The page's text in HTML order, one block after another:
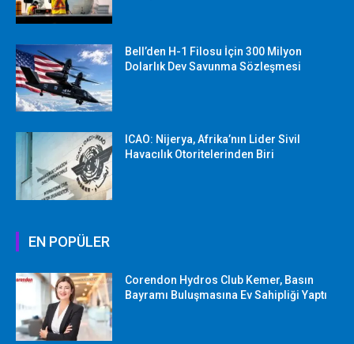
Bell’den H-1 Filosu İçin 300 Milyon
Dolarlık Dev Savunma Sözleşmesi
ICAO: Nijerya, Afrika’nın Lider Sivil
Havacılık Otoritelerinden Biri
EN POPÜLER
Corendon Hydros Club Kemer, Basın
Bayramı Buluşmasına Ev Sahipliği Yaptı